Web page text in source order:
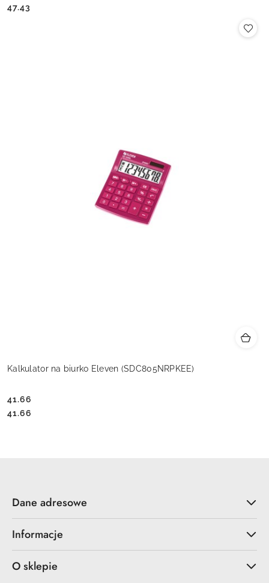
Cena:
Cena:
47.43
Kalkulator na biurko Eleven (SDC805NRPKEE)
Cena:
41.66
Cena:
41.66
Dane adresowe
Informacje
O sklepie